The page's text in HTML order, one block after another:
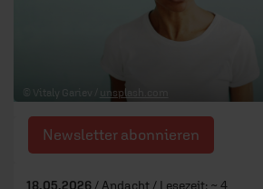
GESELLSCHAFT
TEAM
© Vitaly Gariev / unsplash.com
Newsletter abonnieren
18.05.2026 / Andacht / Lesezeit: ~ 4